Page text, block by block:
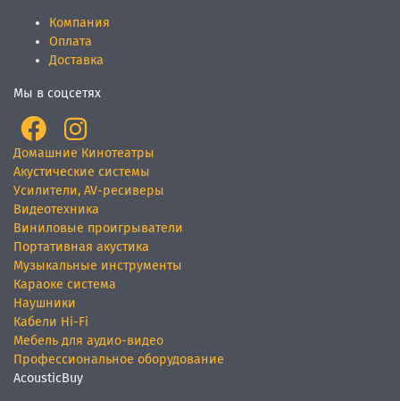
Компания
Оплата
Доставка
Мы в соцсетях
Домашние Кинотеатры
Акустические системы
Усилители, AV-ресиверы
Видеотехника
Виниловые проигрыватели
Портативная акустика
Музыкальные инструменты
Караоке система
Наушники
Кабели Hi-Fi
Мебель для аудио-видео
Профессиональное оборудование
AcousticBuy